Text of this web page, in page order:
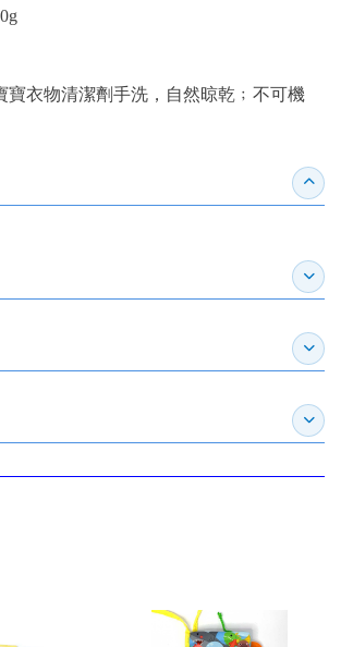
寶衣物清潔劑手洗，自然晾乾﹔不可機
收合
展開
展開
展開